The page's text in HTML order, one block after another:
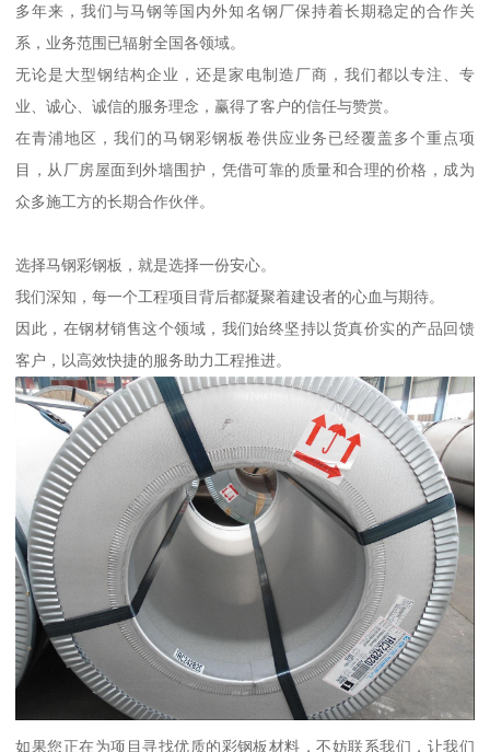
多年来，我们与马钢等国内外知名钢厂保持着长期稳定的合作关
系，业务范围已辐射全国各领域。
无论是大型钢结构企业，还是家电制造厂商，我们都以专注、专
业、诚心、诚信的服务理念，赢得了客户的信任与赞赏。
在青浦地区，我们的马钢彩钢板卷供应业务已经覆盖多个重点项
目，从厂房屋面到外墙围护，凭借可靠的质量和合理的价格，成为
众多施工方的长期合作伙伴。
选择马钢彩钢板，就是选择一份安心。
我们深知，每一个工程项目背后都凝聚着建设者的心血与期待。
因此，在钢材销售这个领域，我们始终坚持以货真价实的产品回馈
客户，以高效快捷的服务助力工程推进。
如果您正在为项目寻找优质的彩钢板材料，不妨联系我们，让我们